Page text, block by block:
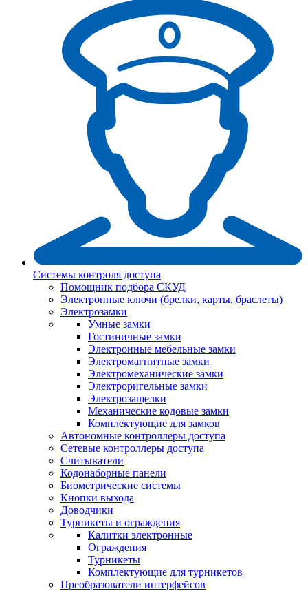
Системы контроля доступа
Помощник подбора СКУД
Электронные ключи (брелки, карты, браслеты)
Электрозамки
Умные замки
Гостиничные замки
Электронные мебельные замки
Электромагнитные замки
Электромеханические замки
Электроригельные замки
Электрозащелки
Механические кодовые замки
Комплектующие для замков
Автономные контроллеры доступа
Сетевые контроллеры доступа
Считыватели
Кодонаборные панели
Биометрические системы
Кнопки выхода
Доводчики
Турникеты и ограждения
Калитки электронные
Ограждения
Турникеты
Комплектующие для турникетов
Преобразователи интерфейсов